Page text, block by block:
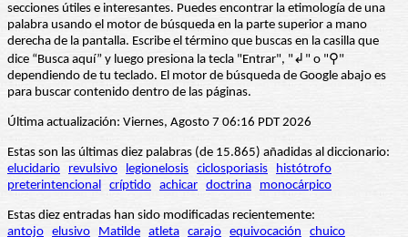
secciones útiles e interesantes. Puedes encontrar la etimología de una
palabra usando el motor de búsqueda en la parte superior a mano
derecha de la pantalla. Escribe el término que buscas en la casilla que
dice “Busca aquí” y luego presiona la tecla "Entrar", "↲" o "⚲"
dependiendo de tu teclado. El motor de búsqueda de Google abajo es
para buscar contenido dentro de las páginas.
Última actualización: Viernes, Agosto 7 06:16 PDT 2026
Estas son las últimas diez palabras (de 15.865) añadidas al diccionario:
elucidario
revulsivo legionelosis ciclosporiasis
histótrofo
preterintencional
críptido achicar doctrina monocárpico
Estas diez entradas han sido modificadas recientemente:
antojo elusivo Matilde atleta carajo equivocación
chuico